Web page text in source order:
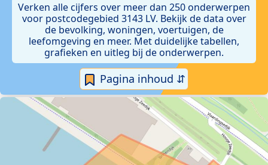
Verken alle cijfers over meer dan 250 onderwerpen
voor postcodegebied 3143 LV. Bekijk de data over
de bevolking, woningen, voertuigen, de
leefomgeving en meer. Met duidelijke tabellen,
grafieken en uitleg bij de onderwerpen.
Pagina inhoud ⇵